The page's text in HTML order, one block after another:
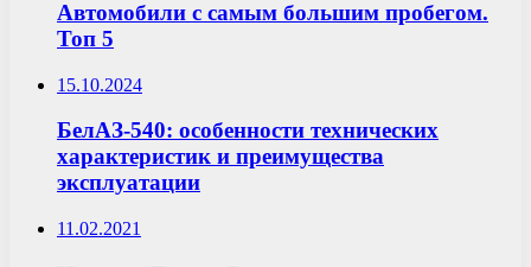
Автомобили с самым большим пробегом.
Топ 5
15.10.2024
БелАЗ-540: особенности технических
характеристик и преимущества
эксплуатации
11.02.2021